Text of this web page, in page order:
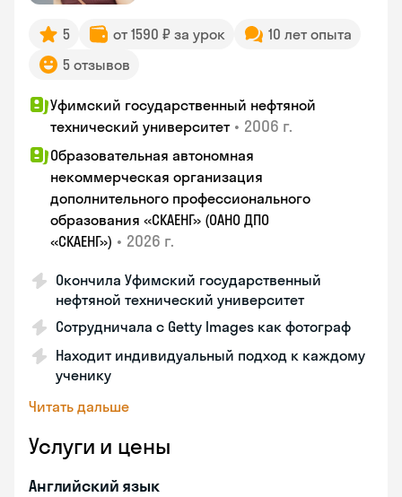
5 от 1590 ₽ за урок
10 лет опыта
5 отзывов
Уфимский государственный нефтяной
технический университет • 2006 г.
Образовательная автономная
некоммерческая организация
дополнительного профессионального
образования «СКАЕНГ» (ОАНО ДПО
«СКАЕНГ») • 2026 г.
Окончила Уфимский государственный
нефтяной технический университет
Сотрудничала с Getty Images как фотограф
Находит индивидуальный подход к каждому
ученику
Читать дальше
Услуги и цены
Английский язык